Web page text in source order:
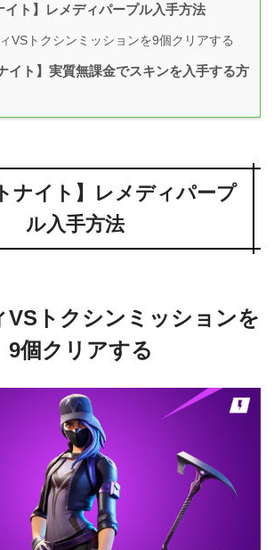
イト】レメディパープル入手方法
VSトクシンミッションを9個クリアする
イト】実質無課金でスキンを入手する方
ナイト】レメディパープ
ル入手方法
VSトクシンミッションを
9個クリアする